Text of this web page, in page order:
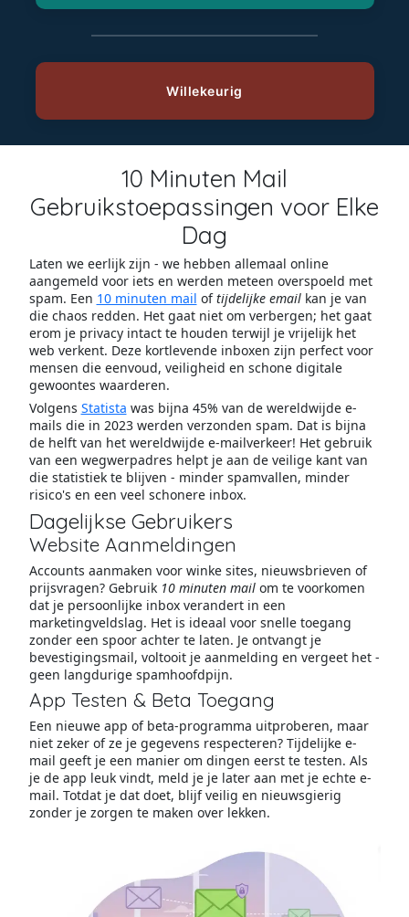
10 Minuten Mail
Gebruikstoepassingen voor Elke
Dag
Laten we eerlijk zijn - we hebben allemaal online
aangemeld voor iets en werden meteen overspoeld met
spam. Een 10 minuten mail oftijdelijke emailkan je van
die chaos redden. Het gaat niet om verbergen; het gaat
erom je privacy intact te houden terwijl je vrijelijk het
web verkent. Deze kortlevende inboxen zijn perfect voor
mensen die eenvoud, veiligheid en schone digitale
gewoontes waarderen.
Volgens Statista was bijna 45% van de wereldwijde e-
mails die in 2023 werden verzonden spam. Dat is bijna
de helft van het wereldwijde e-mailverkeer! Het gebruik
van een wegwerpadres helpt je aan de veilige kant van
die statistiek te blijven - minder spamvallen, minder
risico's en een veel schonere inbox.
Dagelijkse Gebruikers
Website Aanmeldingen
Accounts aanmaken voor winke sites, nieuwsbrieven of
prijsvragen? Gebruik 10 minuten mailom te voorkomen
dat je persoonlijke inbox verandert in een
marketingveldslag. Het is ideaal voor snelle toegang
zonder een spoor achter te laten. Je ontvangt je
bevestigingsmail, voltooit je aanmelding en vergeet het -
geen langdurige spamhoofdpijn.
App Testen & Beta Toegang
Een nieuwe app of beta-programma uitproberen, maar
niet zeker of ze je gegevens respecteren? Tijdelijke e-
mail geeft je een manier om dingen eerst te testen. Als
je de app leuk vindt, meld je je later aan met je echte e-
mail. Totdat je dat doet, blijf veilig en nieuwsgierig
zonder je zorgen te maken over lekken.